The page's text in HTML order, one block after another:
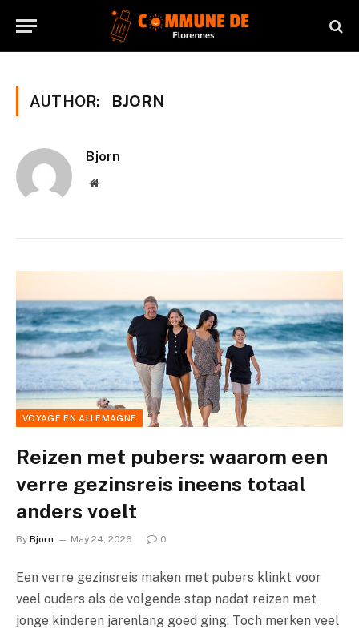
AUTHOR: BJORN
Bjorn
Website
VOYAGE EN ALLEMAGNE
Reizen met pubers: waarom een
verre gezinsreis ineens totaal
anders voelt
By Bjorn May 24, 2026 0
Een verre gezinsreis maken met pubers klinkt voor
veel ouders als de volgende stap nadat reizen met
jonge kinderen jarenlang goed ging. Toch merken veel